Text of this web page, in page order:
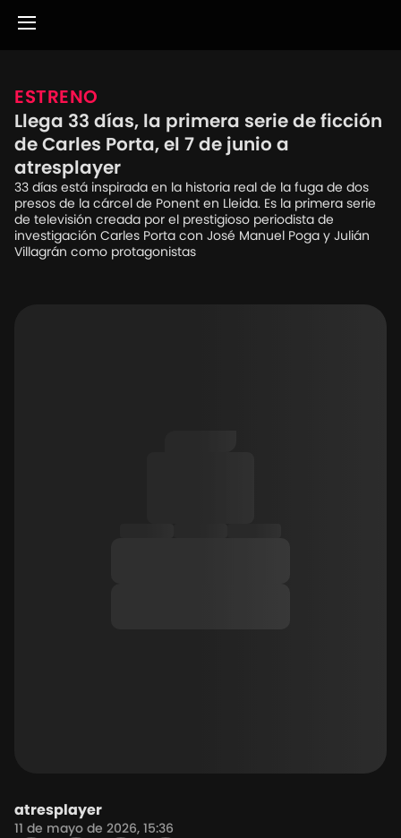
ESTRENO
Llega 33 días, la primera serie de ficción
de Carles Porta, el 7 de junio a
atresplayer
33 días está inspirada en la historia real de la fuga de dos
presos de la cárcel de Ponent en Lleida. Es la primera serie
de televisión creada por el prestigioso periodista de
investigación Carles Porta con José Manuel Poga y Julián
Villagrán como protagonistas
atresplayer
11 de mayo de 2026, 15:36